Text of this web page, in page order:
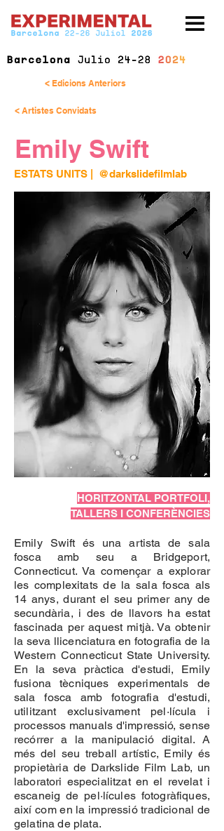
< Edicions Anteriors
< Artistes Convidats
Emily Swift
ESTATS UNITS @darkslidefilmlab
HORITZONTAL PORTFOLI,
TALLERS I CONFERÈNCIES
Emily Swift és una artista de sala
fosca amb seu a Bridgeport,
Connecticut. Va començar a explorar
les complexitats de la sala fosca als
14 anys, durant el seu primer any de
secundària, i des de llavors ha estat
fascinada per aquest mitjà. Va obtenir
la seva llicenciatura en fotografia de la
Western Connecticut State University.
En la seva pràctica d'estudi, Emily
fusiona tècniques experimentals de
sala fosca amb fotografia d'estudi,
utilitzant exclusivament pel·lícula i
processos manuals d'impressió, sense
recórrer a la manipulació digital. A
més del seu treball artístic, Emily és
propietària de Darkslide Film Lab, un
laboratori especialitzat en el revelat i
escaneig de pel·lícules fotogràfiques,
així com en la impressió tradicional de
gelatina de plata.